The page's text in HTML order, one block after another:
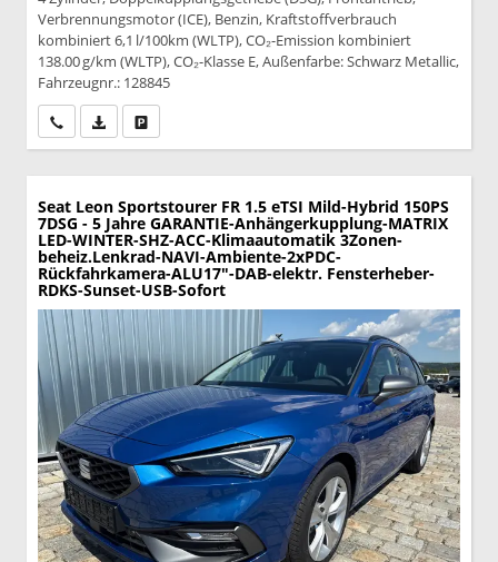
Verbrennungsmotor (ICE), Benzin, Kraftstoffverbrauch
kombiniert 6,1 l/100km (WLTP), CO₂-Emission kombiniert
138.00 g/km (WLTP), CO₂-Klasse E, Außenfarbe: Schwarz Metallic,
Fahrzeugnr.: 128845
Wir rufen Sie anPDF-Datei, Fahrzeugexposé drucken
Seat Leon Sportstourer FR 1.5 eTSI Mild-Hybrid 150PS
7DSG - 5 Jahre GARANTIE-Anhängerkupplung-MATRIX
LED-WINTER-SHZ-ACC-Klimaautomatik 3Zonen-
beheiz.Lenkrad-NAVI-Ambiente-2xPDC-
Rückfahrkamera-ALU17"-DAB-elektr. Fensterheber-
RDKS-Sunset-USB-Sofort